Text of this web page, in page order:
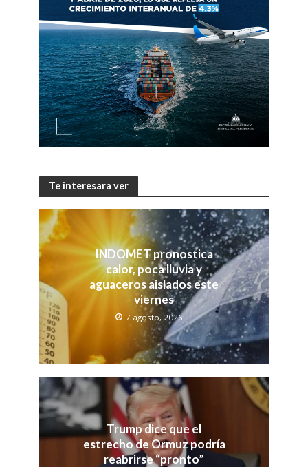
Te interesara ver
INDOMET pronostica
calor, poca lluvia y
aguaceros aislados este
viernes
7 agosto, 2026
Trump dice que el
estrecho de Ormuz podría
reabrirse “pronto”